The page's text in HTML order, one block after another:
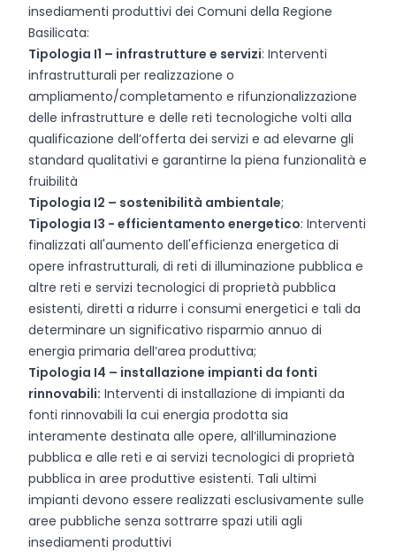
insediamenti produttivi dei Comuni della Regione
Basilicata:
Tipologia I1 – infrastrutture e servizi: Interventi
infrastrutturali per realizzazione o
ampliamento/completamento e rifunzionalizzazione
delle infrastrutture e delle reti tecnologiche volti alla
qualificazione dell’offerta dei servizi e ad elevarne gli
standard qualitativi e garantirne la piena funzionalità e
fruibilità
Tipologia I2 – sostenibilità ambientale;
Tipologia I3 - efficientamento energetico: Interventi
finalizzati all'aumento dell'efficienza energetica di
opere infrastrutturali, di reti di illuminazione pubblica e
altre reti e servizi tecnologici di proprietà pubblica
esistenti, diretti a ridurre i consumi energetici e tali da
determinare un significativo risparmio annuo di
energia primaria dell’area produttiva;
Tipologia I4 – installazione impianti da fonti
rinnovabili: Interventi di installazione di impianti da
fonti rinnovabili la cui energia prodotta sia
interamente destinata alle opere, all’illuminazione
pubblica e alle reti e ai servizi tecnologici di proprietà
pubblica in aree produttive esistenti. Tali ultimi
impianti devono essere realizzati esclusivamente sulle
aree pubbliche senza sottrarre spazi utili agli
insediamenti produttivi